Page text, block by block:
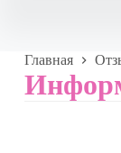
Главная